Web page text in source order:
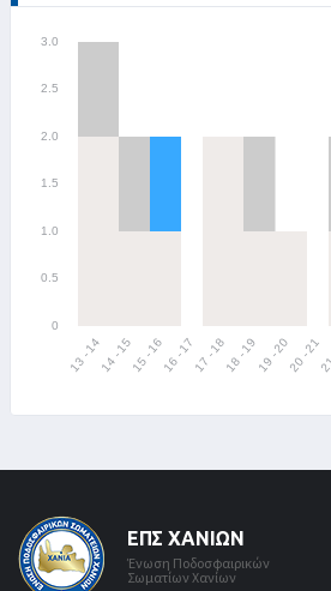
ΕΠΣ ΧΑΝΊΩΝ
Ένωση Ποδοσφαιρικών
Σωματίων Χανίων